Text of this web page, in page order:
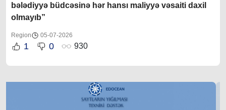
bələdiyyə büdcəsinə hər hansı maliyyə vəsaiti daxil
olmayıb”
Region 05-07-2026
1 0 930